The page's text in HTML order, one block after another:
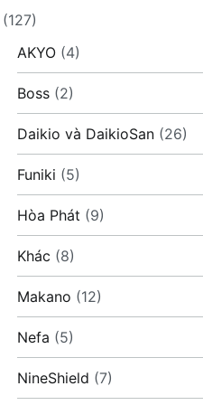
(127)
AKYO (4)
Boss (2)
Daikio và DaikioSan (26)
Funiki (5)
Hòa Phát (9)
Khác (8)
Makano (12)
Nefa (5)
NineShield (7)